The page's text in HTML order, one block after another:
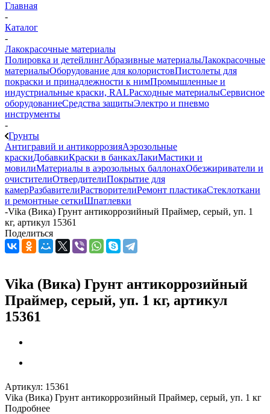
Главная
-
Каталог
-
Лакокрасочные материалы
Полировка и детейлингАбразивные материалыЛакокрасочные
материалыОборудование для колористовПистолеты для
покраски и принадлежности к нимПромышленные и
индустриальные краски, RALРасходные материалыСервисное
оборудованиеСредства защитыЭлектро и пневмо
инструменты
-
Грунты
Антигравий и антикоррозияАэрозольные
краскиДобавкиКраски в банкахЛакиМастики и
мовилиМатериалы в аэрозольных баллонахОбезжириватели и
очистителиОтвердителиПокрытие для
камерРазбавителиРастворителиРемонт пластикаСтеклоткани
и ремонтные сеткиШпатлевки
-Vika (Вика) Грунт антикоррозийный Праймер, серый, уп. 1
кг, артикул 15361
Поделиться
Vika (Вика) Грунт антикоррозийный
Праймер, серый, уп. 1 кг, артикул
15361
Артикул: 15361
Vika (Вика) Грунт антикоррозийный Праймер, серый, уп. 1 кг
Подробнее